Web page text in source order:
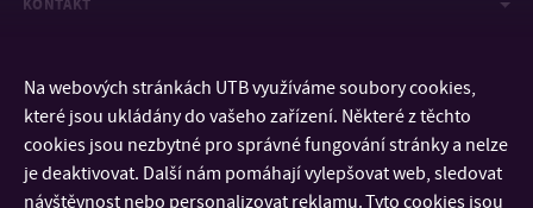
KONTAKT
DŮLEŽITÉ INFORMACE
FAKULTY A SOUČÁSTI
Na webových stránkách UTB využíváme soubory cookies,
které jsou ukládány do vašeho zařízení. Některé z těchto
cookies jsou nezbytné pro správné fungování stránky a nelze
je deaktivovat. Další nám pomáhají vylepšovat web, sledovat
návštěvnost nebo personalizovat reklamu. Tyto cookies jsou